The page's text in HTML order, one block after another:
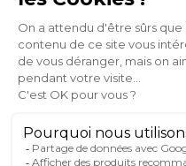
À PROPOS DE MILIBOO
AIDE & CONTACT